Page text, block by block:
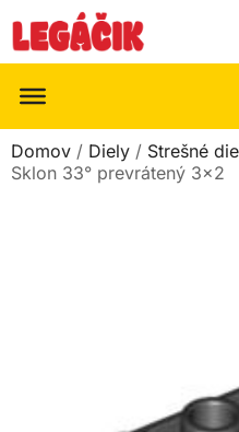
Domov / Diely / Strešné
Sklon 33° prevrátený 3×2